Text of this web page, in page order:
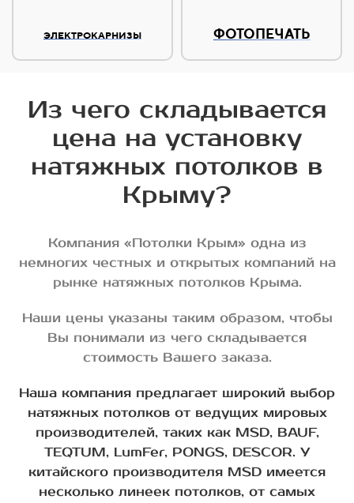
ЭЛЕКТРОКАРНИЗЫ ФОТОПЕЧАТЬ
Из чего складывается
цена на установку
натяжных потолков в
Крыму?
Компания «Потолки Крым» одна из
немногих честных и открытых компаний на
рынке натяжных потолков Крыма.
Наши цены указаны таким образом, чтобы
Вы понимали из чего складывается
стоимость Вашего заказа.
Наша компания предлагает широкий выбор
натяжных потолков от ведущих мировых
производителей, таких как MSD, BAUF,
TEQTUM, LumFer, PONGS, DESCOR. У
китайского производителя MSD имеется
несколько линеек потолков, от самых